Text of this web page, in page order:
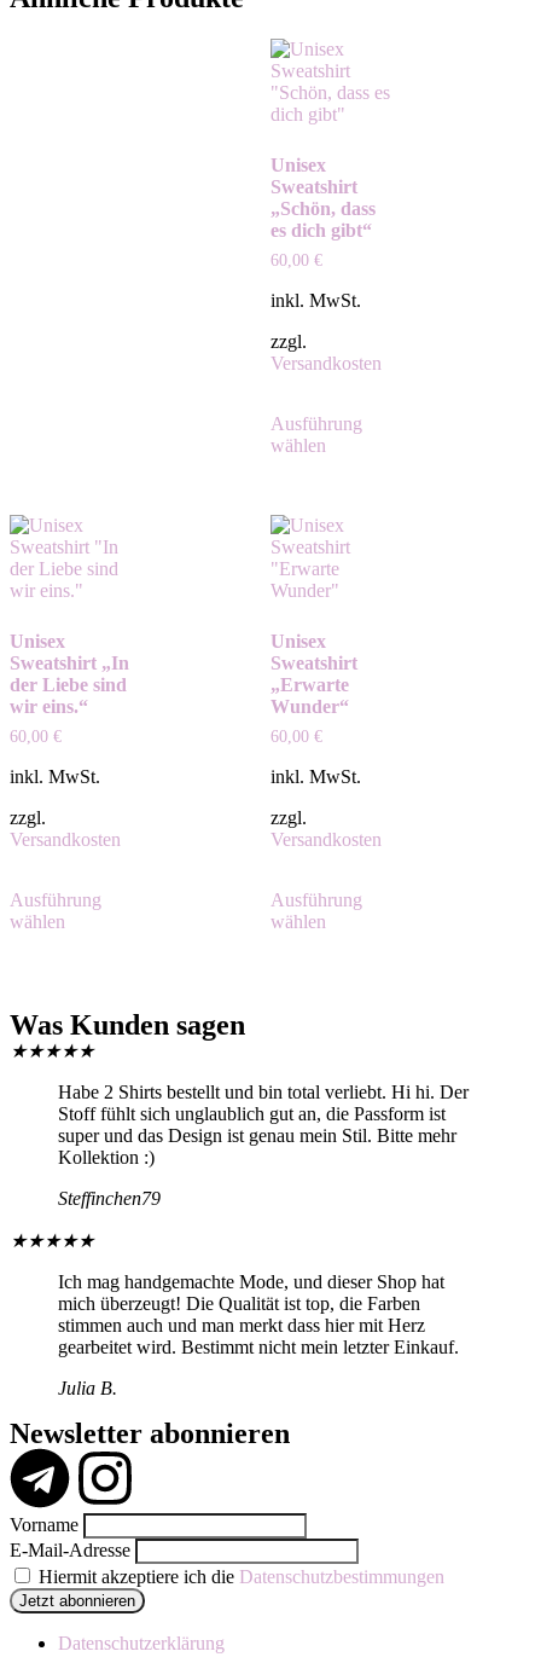
Unisex
Sweatshirt
„Schön, dass
es dich gibt“
60,00 €
inkl. MwSt.
zzgl.
Versandkosten
Ausführung
wählen
Unisex
Sweatshirt „In
der Liebe sind
wir eins.“
60,00 €
inkl. MwSt.
zzgl.
Versandkosten
Ausführung
wählen
Unisex
Sweatshirt
„Erwarte
Wunder“
60,00 €
inkl. MwSt.
zzgl.
Versandkosten
Ausführung
wählen
Was Kunden sagen
★★★★★
Habe 2 Shirts bestellt und bin total verliebt. Hi hi. Der
Stoff fühlt sich unglaublich gut an, die Passform ist
super und das Design ist genau mein Stil. Bitte mehr
Kollektion :)
Steffinchen79
★★★★★
Ich mag handgemachte Mode, und dieser Shop hat
mich überzeugt! Die Qualität ist top, die Farben
stimmen auch und man merkt dass hier mit Herz
gearbeitet wird. Bestimmt nicht mein letzter Einkauf.
Julia B.
Newsletter abonnieren
Vorname
E-Mail-Adresse
Hiermit akzeptiere ich die Datenschutzbestimmungen
Datenschutzerklärung